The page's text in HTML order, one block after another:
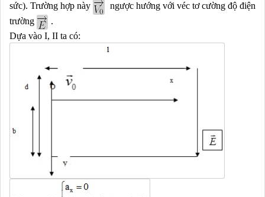
sức). Trường hợp này
ngược hướng với véc tơ cường độ điện
trường
.
Dựa vào I, II ta có: